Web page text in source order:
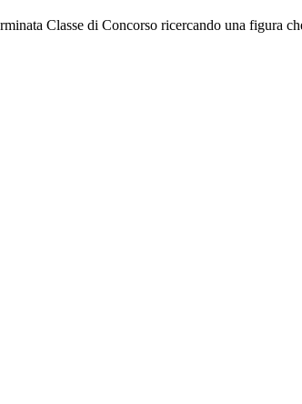
Classe di Concorso ricercando una figura